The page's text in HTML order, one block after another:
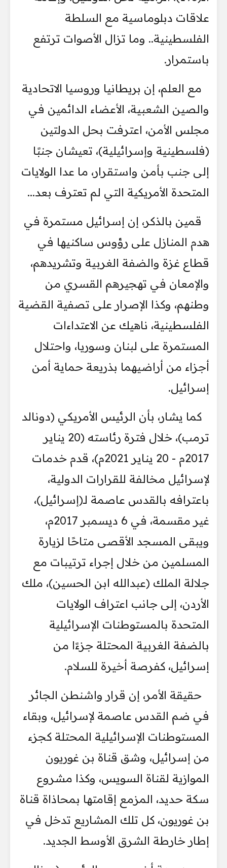
علاقات دبلوماسية مع السلطة
الفلسطينية.. وما تزال الأصوات ترتفع
باستمرار.
مع العلم، إن بريطانيا وروسيا الاتحادية
والصين الشعبية، الأعضاء الدائمين في
مجلس الأمن، اعترفت بحل الدولتين
(فلسطينية وإسرائيلية)، تعيشان جنبًا
إلى جنب بأمن واستقرار، ما عدا الولايات
المتحدة الأمريكية التي لم تعترف بعد...
قمين بالذكر، إن إسرائيل مستمرة في
هدم المنازل على رؤوس ساكنيها في
قطاع غزة والضفة الغربية وتشريدهم،
والإمعان في تهجيرهم القسري من
وطنهم، وكذا الإصرار على تصفية القضية
الفلسطينية، ناهيك عن الاعتداءات
المستمرة على لبنان وسوريا، واحتلال
أجزاء من أراضيهما بذريعة حماية أمن
إسرائيل.
كما يشار، بأن الرئيس الأمريكي (دونالد
ترمب)، خلال فترة رئاسته (20 يناير
2017م - 20 يناير 2021م)، قدم خدمات
لإسرائيل مخالفة للقرارات الدولية،
باعترافه بالقدس عاصمة لـ(إسرائيل)،
غير مقسمة، في 6 ديسمبر 2017م،
ويبقى المسجد الأقصى متاحًا لزيارة
المسلمين من خلال إجراء ترتيبات مع
جلالة الملك (عبدالله ابن الحسين)، ملك
الأردن، إلى جانب اعتراف الولايات
المتحدة بالمستوطنات الإسرائيلية
بالضفة الغربية المحتلة جزءًا من
إسرائيل، كفرصة أخيرة للسلام.
حقيقة الأمر، إن قرار واشنطن الجائر
في ضم القدس عاصمة لإسرائيل، وبقاء
المستوطنات الإسرائيلية المحتلة كجزء
من إسرائيل، وشق قناة بن غوريون
الموازية لقناة السويس، وكذا مشروع
سكة حديد، المزمع إقامتها بمحاذاة قناة
بن غوريون، كل تلك المشاريع تدخل في
إطار خارطة الشرق الأوسط الجديد.